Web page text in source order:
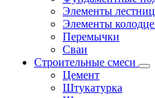
Элементы лестниц
Элементы
Перемычки
Сваи
Строительные смеси
Цемент
Штукатурка